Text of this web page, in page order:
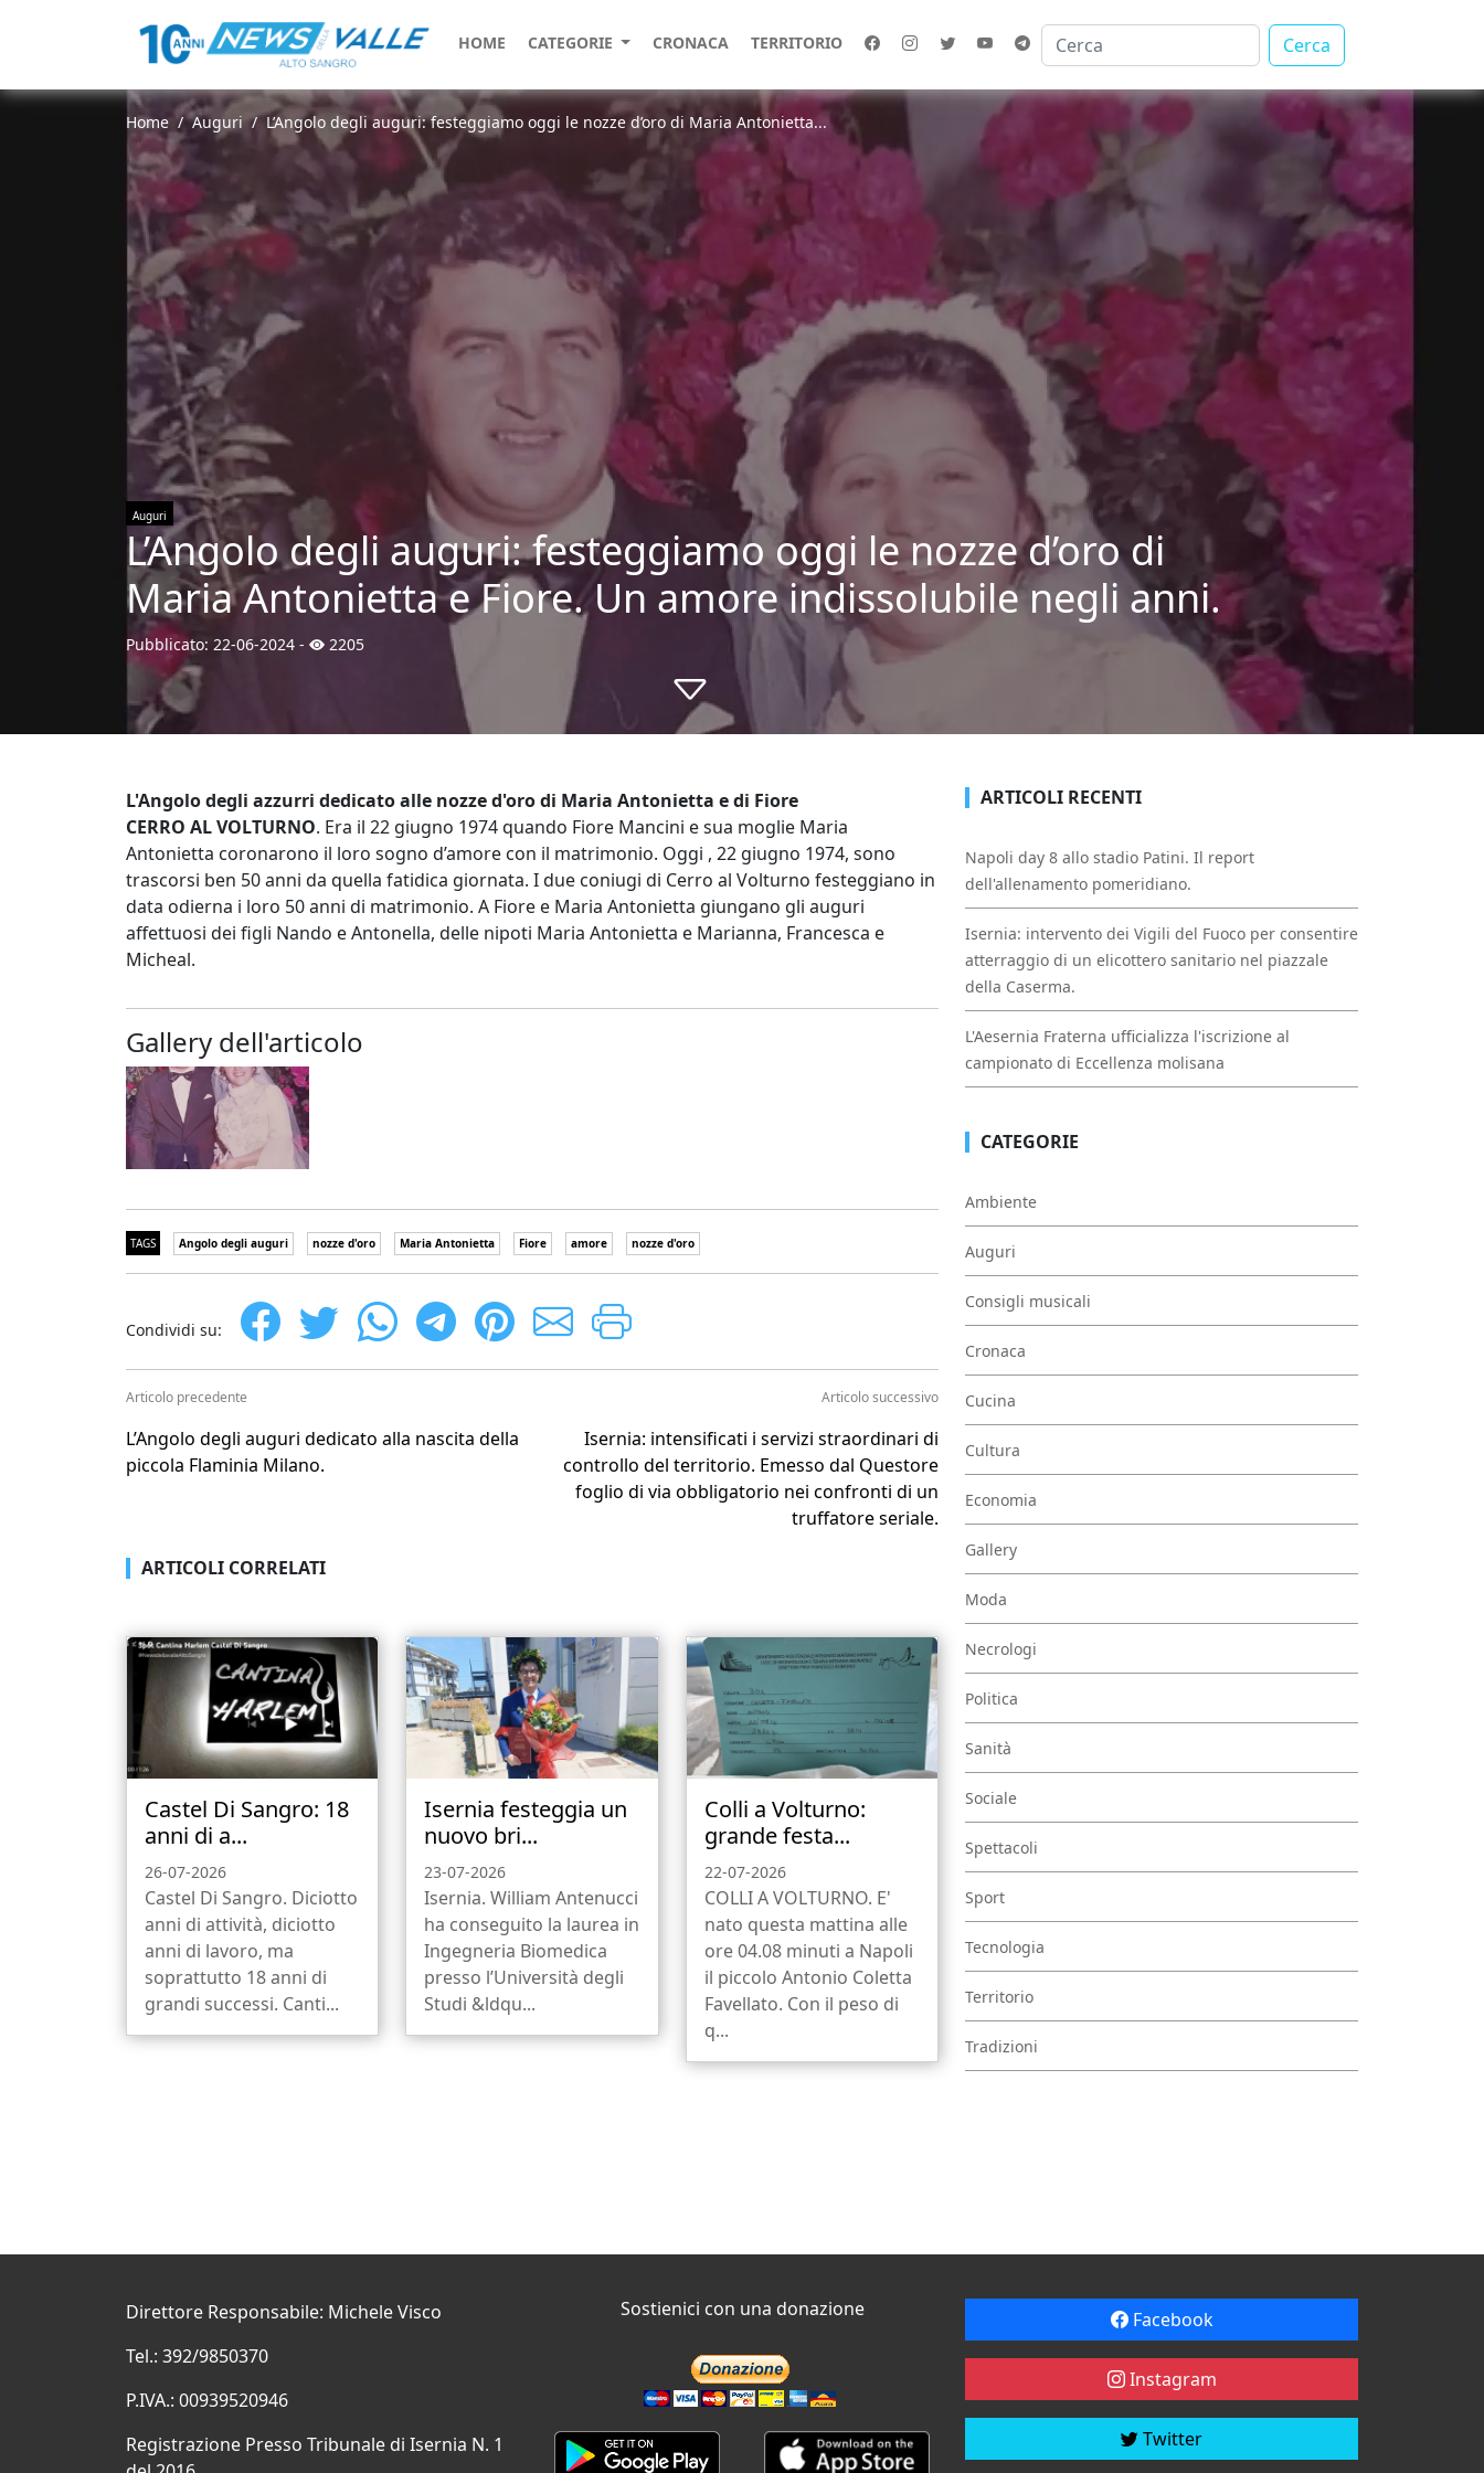
HOME CATEGORIE CRONACA TERRITORIO Cerca
Home Auguri L’Angolo degli auguri: festeggiamo oggi le nozze d’oro di Maria Antonietta...
Auguri
L’Angolo degli auguri: festeggiamo oggi le nozze d’oro di
Maria Antonietta e Fiore. Un amore indissolubile negli anni.
Pubblicato: 22-06-2024 - 2205
L'Angolo degli azzurri dedicato alle nozze d'oro di Maria Antonietta e di Fiore
CERRO AL VOLTURNO. Era il 22 giugno 1974 quando Fiore Mancini e sua moglie Maria
Antonietta coronarono il loro sogno d’amore con il matrimonio. Oggi , 22 giugno 1974, sono
trascorsi ben 50 anni da quella fatidica giornata. I due coniugi di Cerro al Volturno festeggiano in
data odierna i loro 50 anni di matrimonio. A Fiore e Maria Antonietta giungano gli auguri
affettuosi dei figli Nando e Antonella, delle nipoti Maria Antonietta e Marianna, Francesca e
Micheal.
Gallery dell'articolo
TAGS Angolo degli auguri nozze d'oro Maria Antonietta Fiore amore nozze d'oro
Condividi su:
Articolo precedente
L’Angolo degli auguri dedicato alla nascita della
piccola Flaminia Milano.
Articolo successivo
Isernia: intensificati i servizi straordinari di
controllo del territorio. Emesso dal Questore
foglio di via obbligatorio nei confronti di un
truffatore seriale.
ARTICOLI CORRELATI
Castel Di Sangro: 18
anni di a...
26-07-2026
Castel Di Sangro. Diciotto
anni di attività, diciotto
anni di lavoro, ma
soprattutto 18 anni di
grandi successi. Canti...
Isernia festeggia un
nuovo bri...
23-07-2026
Isernia. William Antenucci
ha conseguito la laurea in
Ingegneria Biomedica
presso l’Università degli
Studi &ldqu...
Colli a Volturno:
grande festa...
22-07-2026
COLLI A VOLTURNO. E'
nato questa mattina alle
ore 04.08 minuti a Napoli
il piccolo Antonio Coletta
Favellato. Con il peso di
q...
ARTICOLI RECENTI
Napoli day 8 allo stadio Patini. Il report
dell'allenamento pomeridiano.
Isernia: intervento dei Vigili del Fuoco per consentire
atterraggio di un elicottero sanitario nel piazzale
della Caserma.
L'Aesernia Fraterna ufficializza l'iscrizione al
campionato di Eccellenza molisana
CATEGORIE
Ambiente
Auguri
Consigli musicali
Cronaca
Cucina
Cultura
Economia
Gallery
Moda
Necrologi
Politica
Sanità
Sociale
Spettacoli
Sport
Tecnologia
Territorio
Tradizioni
Direttore Responsabile: Michele Visco
Tel.: 392/9850370
P.IVA.: 00939520946
Registrazione Presso Tribunale di Isernia N. 1
Sostienici con una donazione Facebook
Instagram
Twitter